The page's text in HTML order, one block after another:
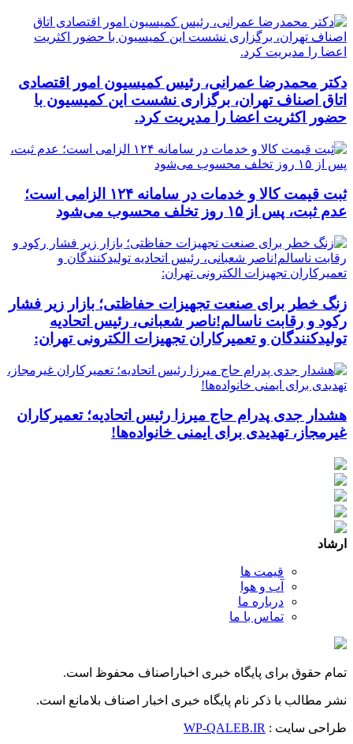
دکتر محمدرضا عمرانی، رئیس کمیسیون امور اقتصادی
اتاق اصناف تهران، برگزاری نشست این کمیسیون با
حضور اکثریت اعضا را مدیریت کرد.
ثبت قیمت کالا و خدمات در سامانه ۱۲۴ الزامی است؛
عدم ثبت، پس از ۱۵ روز تخلف محسوب می‌شود
زنگ خطر برای صنعت تجهیزات حفاظتی؛ بازار زیر فشار
رکود و رقابت ناسالم!ناصر شعبانی، رئیس اتحادیه
تولیدکنندگان و تعمیرکاران تجهیزات الکترونی تهران:
هشدار جدی پدرام حاج میرزا رئیس اتحادیه؛ تعمیرکاران
غیرمجاز، تهدیدی برای ایمنی خانواده‌ها!
ارشاد
قیمت ها
آب و هوا
درباره ما
تماس با ما
تمام حقوق برای پایگاه خبری اخباراصناف محفوظ است.
نشر مطالب با ذکر نام پایگاه خبری اخبار اصناف بلامانع است.
طراحی سایت : WP-QALEB.IR